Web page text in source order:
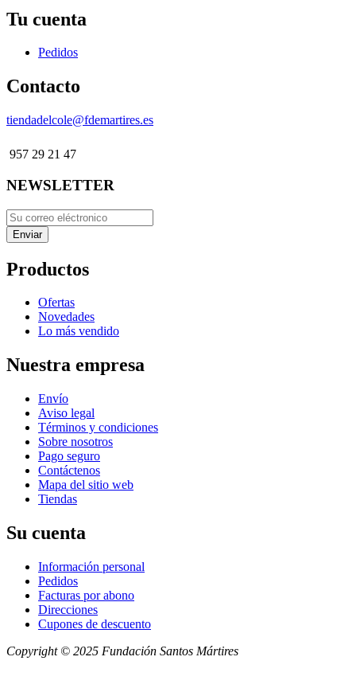
Tu cuenta
Pedidos
Contacto
tiendadelcole@fdemartires.es
957 29 21 47
NEWSLETTER
Productos
Ofertas
Novedades
Lo más vendido
Nuestra empresa
Envío
Aviso legal
Términos y condiciones
Sobre nosotros
Pago seguro
Contáctenos
Mapa del sitio web
Tiendas
Su cuenta
Información personal
Pedidos
Facturas por abono
Direcciones
Cupones de descuento
Copyright © 2025 Fundación Santos Mártires